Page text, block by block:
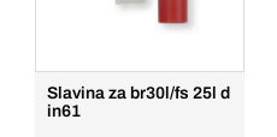
Slavina za br30l/fs 25l d
in61